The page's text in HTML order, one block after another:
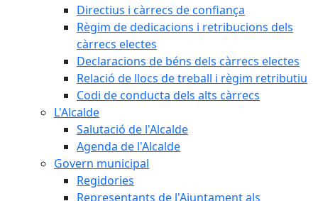
Directius i càrrecs de confiança
Règim de dedicacions i retribucions dels
càrrecs electes
Declaracions de béns dels càrrecs electes
Relació de llocs de treball i règim retributiu
Codi de conducta dels alts càrrecs
L'Alcalde
Salutació de l'Alcalde
Agenda de l'Alcalde
Govern municipal
Regidories
Representants de l'Ajuntament als